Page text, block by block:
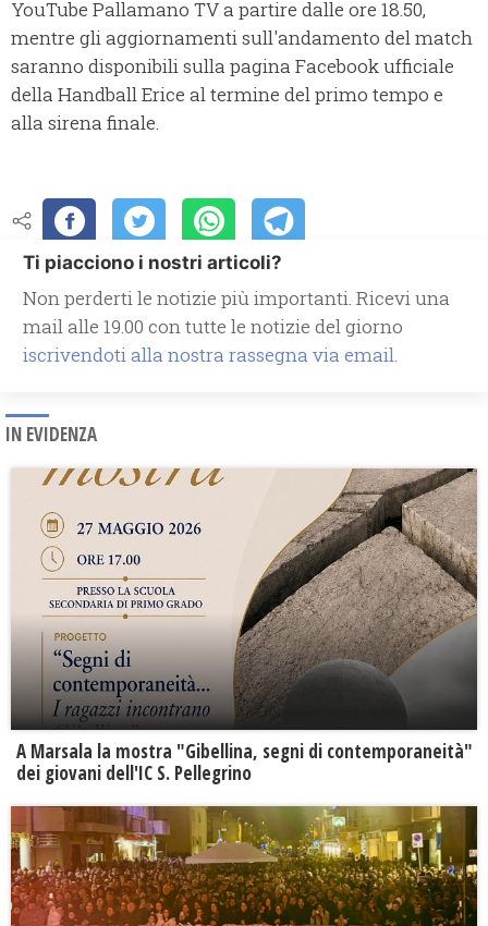
YouTube Pallamano TV a partire dalle ore 18.50,
mentre gli aggiornamenti sull'andamento del match
saranno disponibili sulla pagina Facebook ufficiale
della Handball Erice al termine del primo tempo e
alla sirena finale.
Ti piacciono i nostri articoli?
Non perderti le notizie più importanti. Ricevi una
mail alle 19.00 con tutte le notizie del giorno
iscrivendoti alla nostra rassegna via email.
IN EVIDENZA
A Marsala la mostra "Gibellina, segni di contemporaneità"
dei giovani dell'IC S. Pellegrino